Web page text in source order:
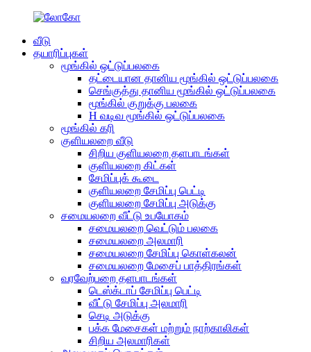
வீடு
தயாரிப்புகள்
மூங்கில் ஒட்டுப்பலகை
தட்டையான தானிய மூங்கில் ஒட்டுப்பலகை
செங்குத்து தானிய மூங்கில் ஒட்டுப்பலகை
மூங்கில் குறுக்கு பலகை
H வடிவ மூங்கில் ஒட்டுப்பலகை
மூங்கில் கரி
குளியலறை வீடு
சிறிய குளியலறை தளபாடங்கள்
குளியலறை கிட்கள்
சேமிப்புக் கூடை
குளியலறை சேமிப்பு பெட்டி
குளியலறை சேமிப்பு அடுக்கு
சமையலறை வீட்டு உபயோகம்
சமையலறை வெட்டும் பலகை
சமையலறை அலமாரி
சமையலறை சேமிப்பு கொள்கலன்
சமையலறை மேசைப் பாத்திரங்கள்
வரவேற்பறை தளபாடங்கள்
டெஸ்க்டாப் சேமிப்பு பெட்டி
வீட்டு சேமிப்பு அலமாரி
செடி அடுக்கு
பக்க மேசைகள் மற்றும் நாற்காலிகள்
சிறிய அலமாரிகள்